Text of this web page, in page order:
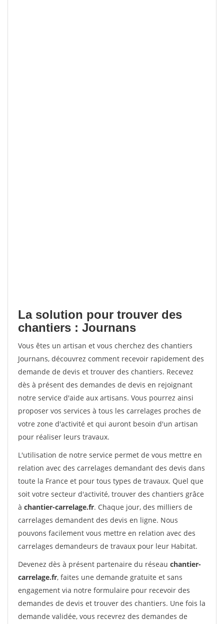
La solution pour trouver des
chantiers : Journans
Vous êtes un artisan et vous cherchez des chantiers
Journans, découvrez comment recevoir rapidement des
demande de devis et trouver des chantiers. Recevez
dès à présent des demandes de devis en rejoignant
notre service d'aide aux artisans. Vous pourrez ainsi
proposer vos services à tous les carrelages proches de
votre zone d'activité et qui auront besoin d'un artisan
pour réaliser leurs travaux.
L'utilisation de notre service permet de vous mettre en
relation avec des carrelages demandant des devis dans
toute la France et pour tous types de travaux. Quel que
soit votre secteur d'activité, trouver des chantiers grâce
à chantier-carrelage.fr. Chaque jour, des milliers de
carrelages demandent des devis en ligne. Nous
pouvons facilement vous mettre en relation avec des
carrelages demandeurs de travaux pour leur Habitat.
Devenez dès à présent partenaire du réseau chantier-
carrelage.fr, faites une demande gratuite et sans
engagement via notre formulaire pour recevoir des
demandes de devis et trouver des chantiers. Une fois la
demande validée, vous recevrez des demandes de